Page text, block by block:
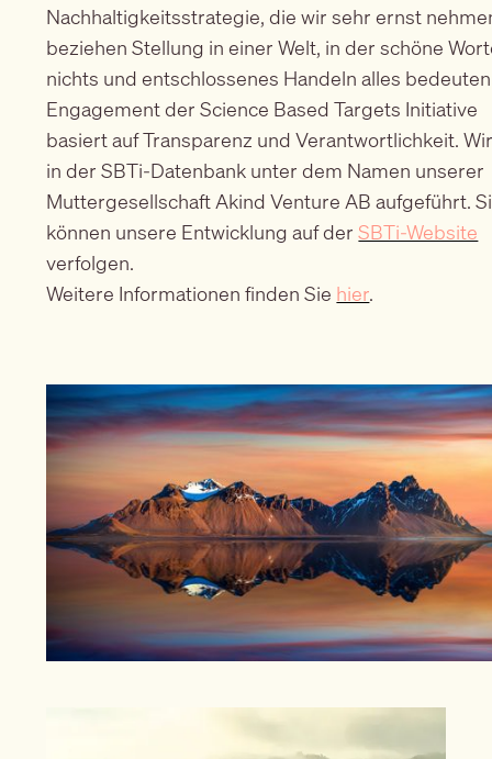
Nachhaltigkeitsstrategie, die wir sehr ernst
beziehen Stellung in einer Welt, in der schöne
nichts und entschlossenes Handeln alles
Engagement der Science Based Targets Initiative
basiert auf Transparenz und Verantwortlichkeit.
in der SBTi-Datenbank unter dem Namen unserer
Muttergesellschaft Akind Venture AB aufgeführt.
können unsere Entwicklung auf derSBTi-Website
verfolgen.
Weitere Informationen finden Sie hier.